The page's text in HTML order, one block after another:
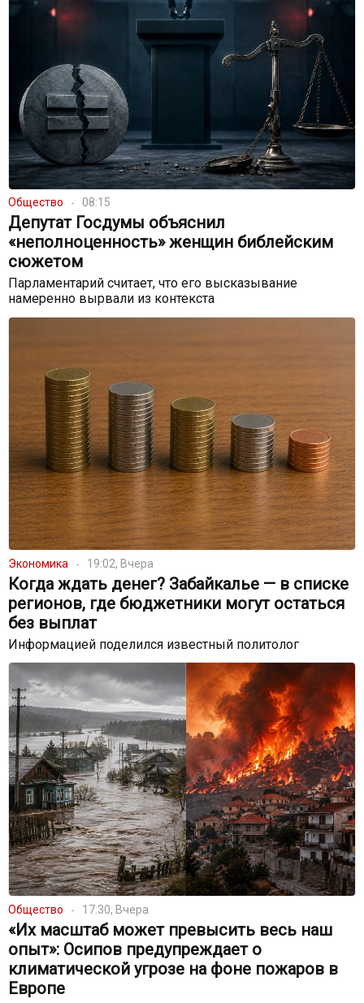
Общество 08:15
Депутат Госдумы объяснил
«неполноценность» женщин библейским
сюжетом
Парламентарий считает, что его высказывание
намеренно вырвали из контекста
Экономика 19:02, Вчера
Когда ждать денег? Забайкалье — в списке
регионов, где бюджетники могут остаться
без выплат
Информацией поделился известный политолог
Общество 17:30, Вчера
«Их масштаб может превысить весь наш
опыт»: Осипов предупреждает о
климатической угрозе на фоне пожаров в
Европе